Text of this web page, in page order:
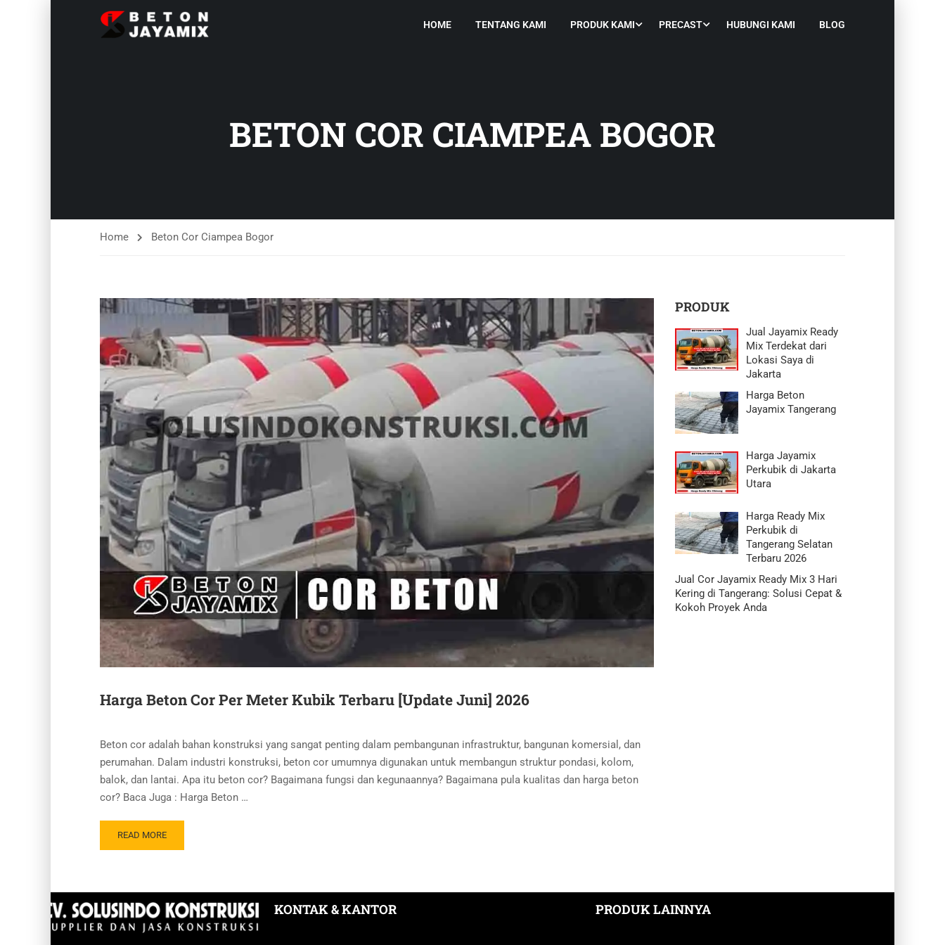
HOME TENTANG KAMI PRODUK KAMI PRECAST HUBUNGI KAMI BLOG
BETON COR CIAMPEA BOGOR
Home Beton Cor Ciampea Bogor
Harga Beton Cor Per Meter Kubik Terbaru [Update Juni] 2026
Beton cor adalah bahan konstruksi yang sangat penting dalam pembangunan infrastruktur, bangunan komersial, dan
perumahan. Dalam industri konstruksi, beton cor umumnya digunakan untuk membangun struktur pondasi, kolom,
balok, dan lantai. Apa itu beton cor? Bagaimana fungsi dan kegunaannya? Bagaimana pula kualitas dan harga beton
cor? Baca Juga : Harga Beton …
READ MORE
PRODUK
Jual Jayamix Ready
Mix Terdekat dari
Lokasi Saya di
Jakarta
Harga Beton
Jayamix Tangerang
Harga Jayamix
Perkubik di Jakarta
Utara
Harga Ready Mix
Perkubik di
Tangerang Selatan
Terbaru 2026
Jual Cor Jayamix Ready Mix 3 Hari
Kering di Tangerang: Solusi Cepat &
Kokoh Proyek Anda
KONTAK & KANTOR PRODUK LAINNYA